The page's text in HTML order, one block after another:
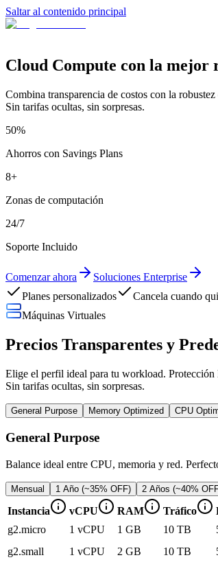
Saltar al contenido principal
Cloud Compute con la mejor
Combina transparencia de costos con la
Sin tarifas ocultas, sin sorpresas.
50%
Ahorros con Savings Plans
8+
Zonas de computación
24/7
Soporte Incluido
Comenzar ahora
Soluciones Enterprise
Planes personalizados
Cancela cuando
Máquinas Virtuales
Precios Transparentes y
Elige el perfil ideal para tu workload.
Sin tarifas ocultas, sin sorpresas.
General Purpose Memory Optimized CPU
General Purpose
Balance ideal entre CPU, memoria y red.
Mensual 1 Año (~35% OFF) 2 Años (~40%
Instancia vCPU RAM Tráfico
g2.micro
1 vCPU 1 GB 10 TB
g2.small
1 vCPU 2 GB 10 TB